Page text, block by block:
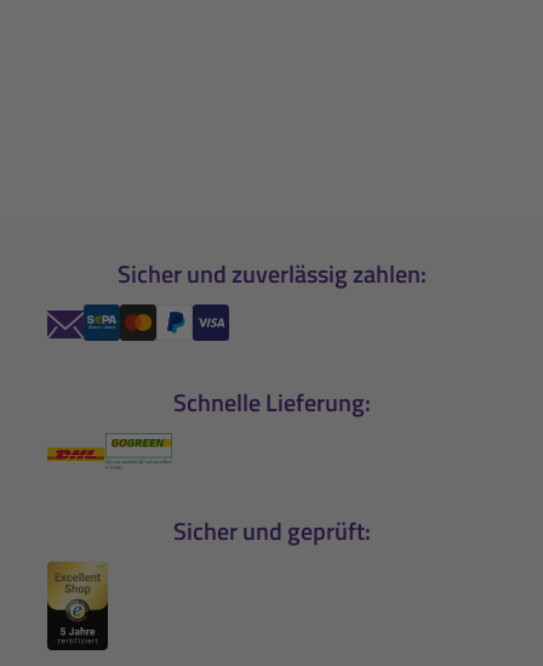
Sicher und zuverlässig zahlen:
Schnelle Lieferung:
Sicher und geprüft: